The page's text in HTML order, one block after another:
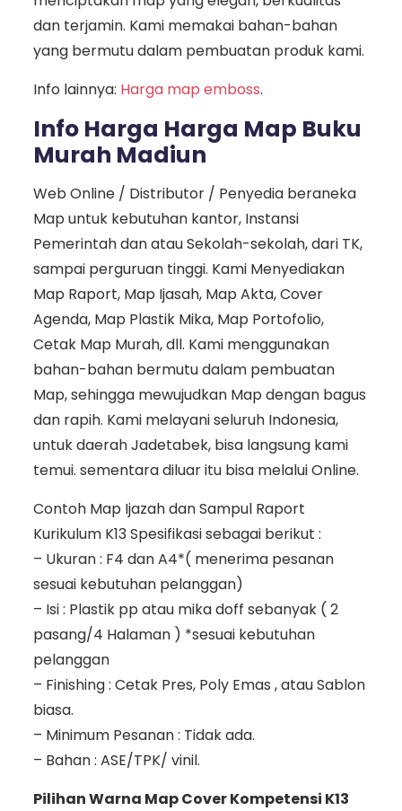
dan terjamin. Kami memakai bahan-bahan
yang bermutu dalam pembuatan produk kami.
Info lainnya: Harga map emboss.
Info Harga Harga Map Buku
Murah Madiun
Web Online / Distributor / Penyedia beraneka
Map untuk kebutuhan kantor, Instansi
Pemerintah dan atau Sekolah-sekolah, dari TK,
sampai perguruan tinggi. Kami Menyediakan
Map Raport, Map Ijasah, Map Akta, Cover
Agenda, Map Plastik Mika, Map Portofolio,
Cetak Map Murah, dll. Kami menggunakan
bahan-bahan bermutu dalam pembuatan
Map, sehingga mewujudkan Map dengan bagus
dan rapih. Kami melayani seluruh Indonesia,
untuk daerah Jadetabek, bisa langsung kami
temui. sementara diluar itu bisa melalui Online.
Contoh Map Ijazah dan Sampul Raport
Kurikulum K13 Spesifikasi sebagai berikut :
– Ukuran : F4 dan A4*( menerima pesanan
sesuai kebutuhan pelanggan)
– Isi : Plastik pp atau mika doff sebanyak ( 2
pasang/4 Halaman ) *sesuai kebutuhan
pelanggan
– Finishing : Cetak Pres, Poly Emas , atau Sablon
biasa.
– Minimum Pesanan : Tidak ada.
– Bahan : ASE/TPK/ vinil.
Pilihan Warna Map Cover Kompetensi K13